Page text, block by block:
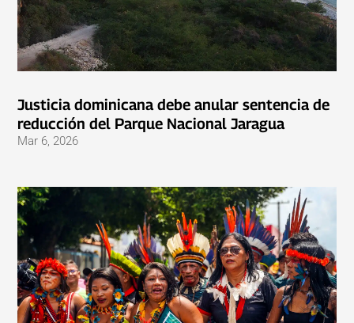
Justicia dominicana debe anular sentencia de
reducción del Parque Nacional Jaragua
Mar 6, 2026